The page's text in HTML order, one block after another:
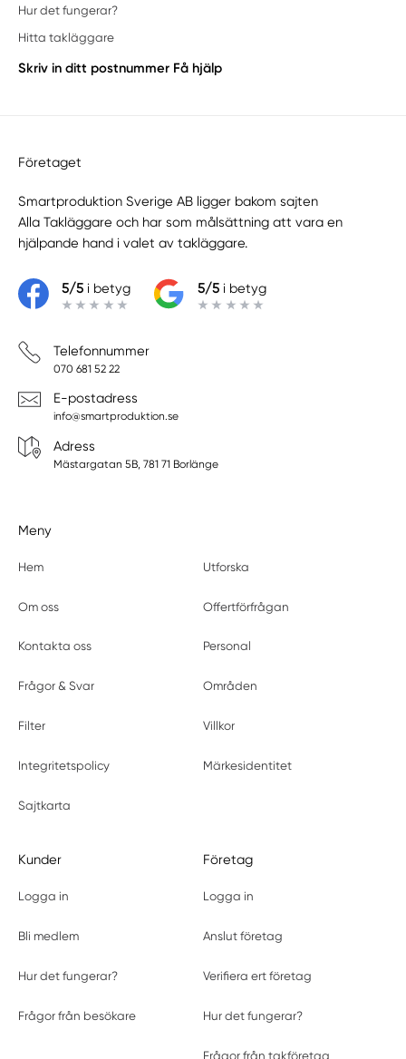
Hur det fungerar?
Hitta takläggare
Skriv in ditt postnummer Få hjälp
Företaget
Smartproduktion Sverige AB ligger bakom sajten
Alla Takläggare och har som målsättning att vara en
hjälpande hand i valet av takläggare.
5/5i betyg 5/5i betyg
Telefonnummer
070 681 52 22
E-postadress
info@smartproduktion.se
Adress
Mästargatan 5B, 781 71 Borlänge
Meny
Hem Utforska
Om oss Offertförfrågan
Kontakta oss Personal
Frågor & Svar Områden
Filter Villkor
Integritetspolicy Märkesidentitet
Sajtkarta
Kunder
Logga in
Bli medlem
Hur det fungerar?
Frågor från besökare
Företag
Logga in
Anslut företag
Verifiera ert företag
Hur det fungerar?
Frågor från takföretag